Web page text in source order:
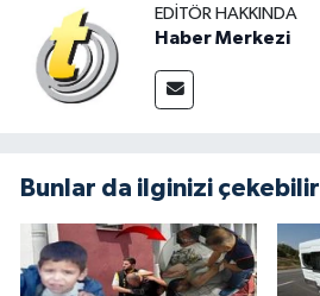
EDITÖR HAKKINDA
Haber Merkezi
Bunlar da ilginizi çekebilir